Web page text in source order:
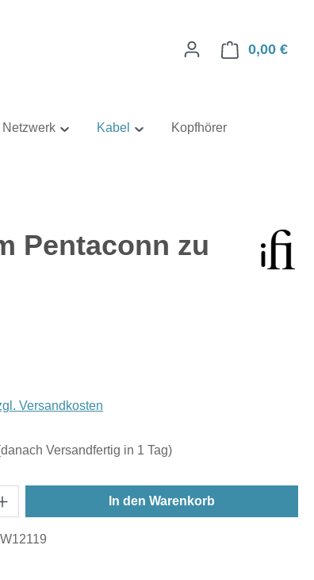
0,00 €
Netzwerk Kabel Kopfhörer
Pentaconn zu
Versandkosten
Versandfertig in 1 Tag)
In den Warenkorb